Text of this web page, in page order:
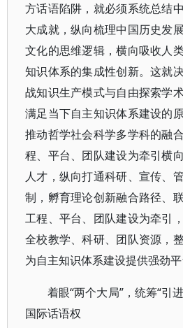
方话语陷阱，就必须系统总结
大成就，纵向梳理中国历史发
文化的思维逻辑，横向吸收人
知识体系的集成性创新。这就
战知识生产模式与自由探索学
满足当下自主知识体系建设的
推动哲学社会科学多学科的融
程、平台、团队建设为牵引横
人才，纵向打通科研、宣传、
制，孵育理论创新融合路径、
工程、平台、团队建设为牵引
全校教学、科研、团队资源，
为自主知识体系建设提供强劲平
着眼“两个大局”，统筹“引
国际话语权